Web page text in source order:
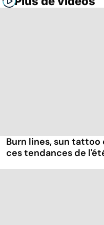
Burn lines, sun
ces tendances de